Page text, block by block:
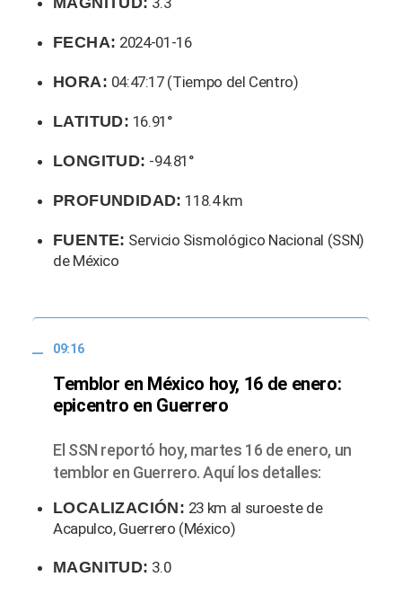
FECHA: 2024-01-16
HORA: 04:47:17 (Tiempo del Centro)
LATITUD: 16.91°
LONGITUD: -94.81°
PROFUNDIDAD: 118.4 km
FUENTE: Servicio Sismológico Nacional (SSN)
de México
09:16
Temblor en México hoy, 16 de enero:
epicentro en Guerrero
El SSN reportó hoy, martes 16 de enero, un
temblor en Guerrero. Aquí los detalles:
LOCALIZACIÓN: 23 km al suroeste de
Acapulco, Guerrero (México)
MAGNITUD: 3.0